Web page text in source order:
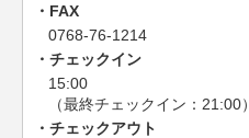
FAX
0768-76-1214
チェックイン
15:00
（最終チェックイン：21:00）
チェックアウト